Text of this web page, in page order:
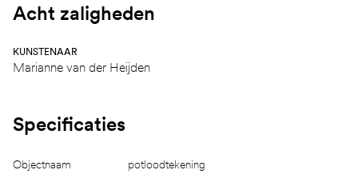
Acht zaligheden
KUNSTENAAR
Marianne van der Heijden
Specificaties
Objectnaam potloodtekening